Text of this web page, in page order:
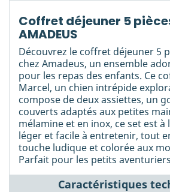
Coffret déjeuner 5
AMADEUS
Découvrez le coffret déjeuner 5
chez Amadeus, un ensemble
pour les repas des enfants. Ce
Marcel, un chien intrépide
compose de deux assiettes, un
couverts adaptés aux petites
mélamine et en inox, ce set est
léger et facile à entretenir, tout
touche ludique et colorée aux
Parfait pour les petits
Caractéristiques